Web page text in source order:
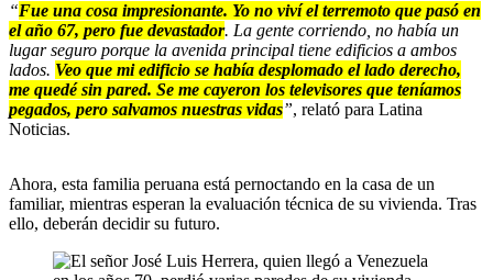
“Fue una cosa impresionante. Yo no viví el terremoto que pasó en
el año 67, pero fue devastador. La gente corriendo, no había un
lugar seguro porque la avenida principal tiene edificios a ambos
lados. Veo que mi edificio se había desplomado el lado derecho,
me quedé sin pared. Se me cayeron los televisores que teníamos
pegados, pero salvamos nuestras vidas”, relató para Latina
Noticias.
Ahora, esta familia peruana está pernoctando en la casa de un
familiar, mientras esperan la evaluación técnica de su vivienda. Tras
ello, deberán decidir su futuro.